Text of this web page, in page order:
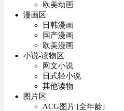
欧美动画
漫画区
日韩漫画
国产漫画
欧美漫画
小说-读物区
网文小说
日式轻小说
其他读物
图片区
ACG图片 [全年龄]